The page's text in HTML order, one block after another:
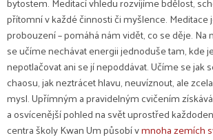
přítomní v každé činnosti či myšlence. Meditace
probouzení – pomáhá nám vidět, co se děje.
se učíme nechávat energii jednoduše tam, kde
nepotlačovat ani se jí nepoddávat. Učíme se jak
chaosu, jak neztrácet hlavu, neuvíznout, ale
mysl. Upřímným a pravidelným cvičením
a osvícenější pohled na svět uprostřed
centra školy Kwan Um působí vmnoha zemích